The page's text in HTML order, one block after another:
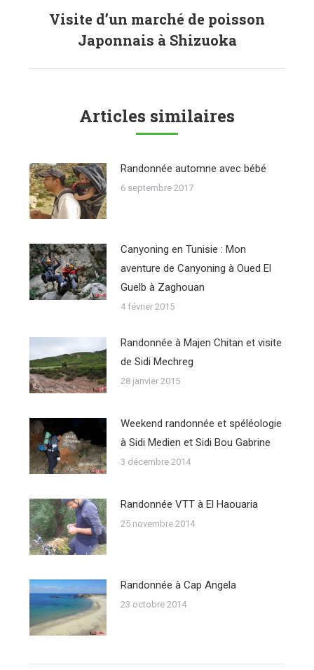
Onglet
suivant
Visite d’un marché de poisson
Japonnais à Shizuoka
Articles similaires
Randonnée automne avec bébé
6 septembre 2017
Canyoning en Tunisie : Mon
aventure de Canyoning à Oued El
Guelb à Zaghouan
4 février 2015
Randonnée à Majen Chitan et visite
de Sidi Mechreg
28 janvier 2015
Weekend randonnée et spéléologie
à Sidi Medien et Sidi Bou Gabrine
3 décembre 2014
Randonnée VTT à El Haouaria
25 novembre 2014
Randonnée à Cap Angela
23 octobre 2014